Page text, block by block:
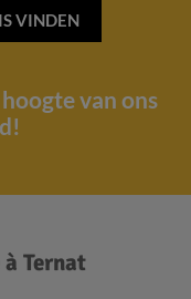
VINDEN
van ons
Ternat